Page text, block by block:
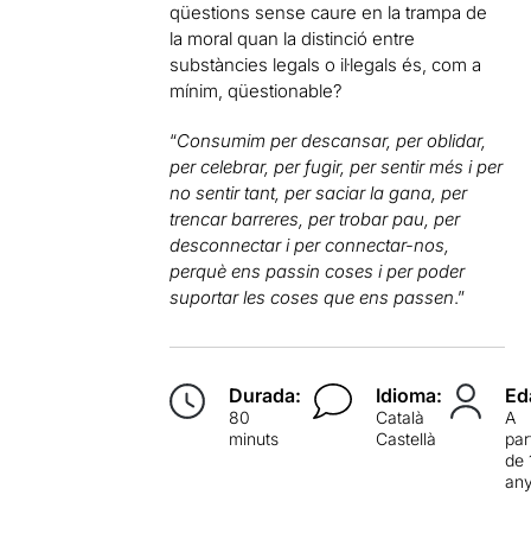
qüestions sense caure en la trampa de
la moral quan la distinció entre
substàncies legals o il·legals és, com a
mínim, qüestionable?
“Consumim per descansar, per oblidar,
per celebrar, per fugir, per sentir més i per
no sentir tant, per saciar la gana, per
trencar barreres, per trobar pau, per
desconnectar i per connectar-nos,
perquè ens passin coses i per poder
suportar les coses que ens passen.”
Durada:
80
minuts
Idioma:
Català
Castellà
A
de